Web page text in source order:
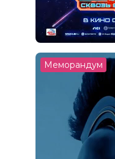
Меморандум